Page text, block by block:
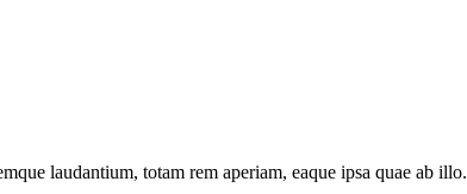
laudantium, totam rem aperiam, eaque ipsa quae ab illo.